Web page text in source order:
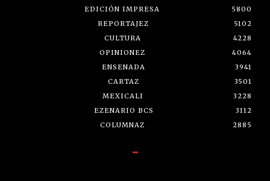
EDICIÓN IMPRESA
5800
REPORTAJEZ
5102
CULTURA
4228
OPINIONEZ
4064
ENSENADA
3941
CARTAZ
3501
MEXICALI
3228
EZENARIO BCS
3112
COLUMNAZ
2885
-